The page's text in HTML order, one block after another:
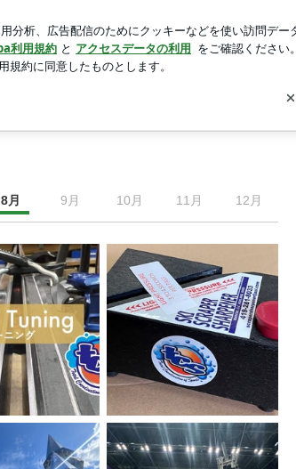
8月 9 月 10 月 11 月 12 月